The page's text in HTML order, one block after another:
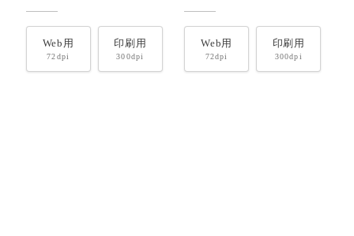
Web用
72dpi
印刷用
300dpi
Web用
72dpi
印刷用
300dpi